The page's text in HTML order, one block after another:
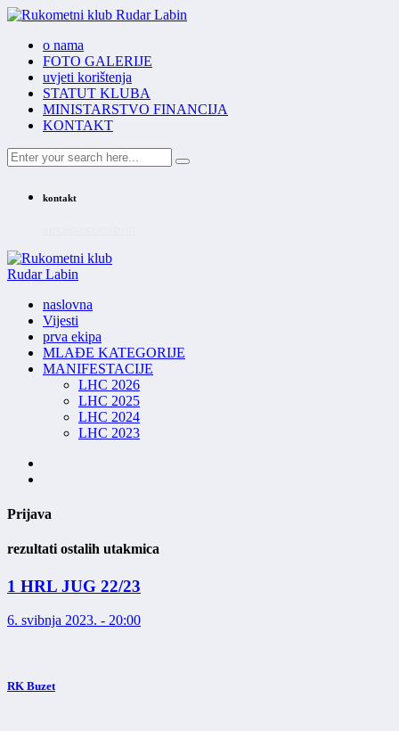
o nama
FOTO GALERIJE
uvjeti korištenja
STATUT KLUBA
MINISTARSTVO FINANCIJA
KONTAKT
kontakt
naslovna
Vijesti
prva ekipa
MLAĐE KATEGORIJE
MANIFESTACIJE
LHC 2026
LHC 2025
LHC 2024
LHC 2023
Prijava
rezultati ostalih utakmica
1 HRL JUG 22/23
6. svibnja 2023. - 20:00
RK Buzet